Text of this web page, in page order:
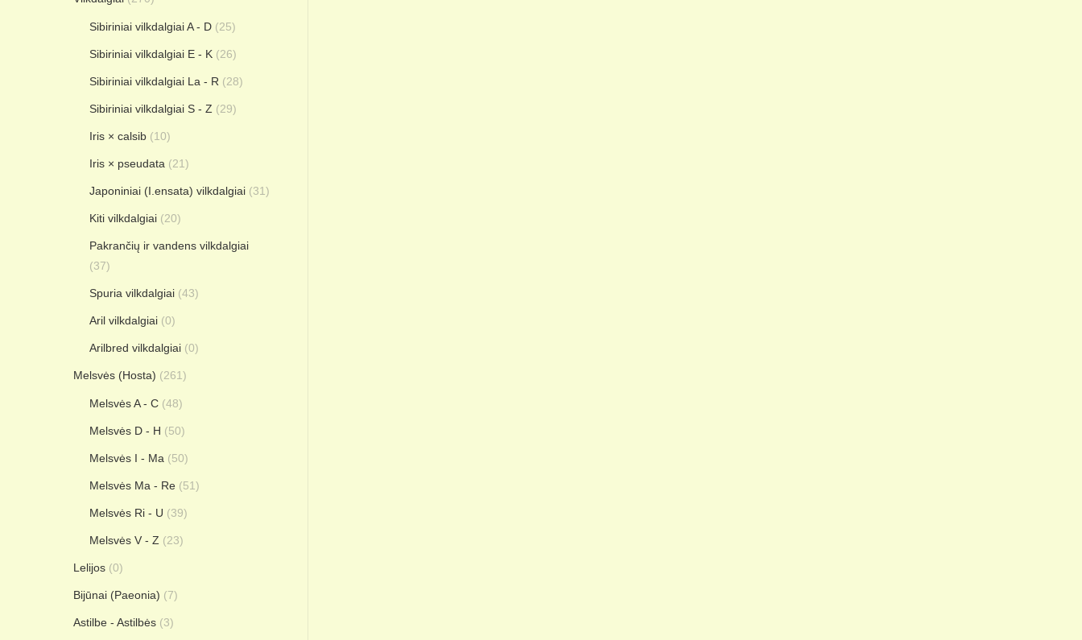
Sibiriniai vilkdalgiai A - D (25)
Sibiriniai vilkdalgiai E - K (26)
Sibiriniai vilkdalgiai La - R (28)
Sibiriniai vilkdalgiai S - Z (29)
Iris × calsib (10)
Iris × pseudata (21)
Japoniniai (I.ensata) vilkdalgiai (31)
Kiti vilkdalgiai (20)
Pakrančių ir vandens vilkdalgiai
(37)
Spuria vilkdalgiai (43)
Aril vilkdalgiai (0)
Arilbred vilkdalgiai (0)
Melsvės (Hosta) (261)
Melsvės A - C (48)
Melsvės D - H (50)
Melsvės I - Ma (50)
Melsvės Ma - Re (51)
Melsvės Ri - U (39)
Melsvės V - Z (23)
Lelijos (0)
Bijūnai (Paeonia) (7)
Astilbe - Astilbės (3)